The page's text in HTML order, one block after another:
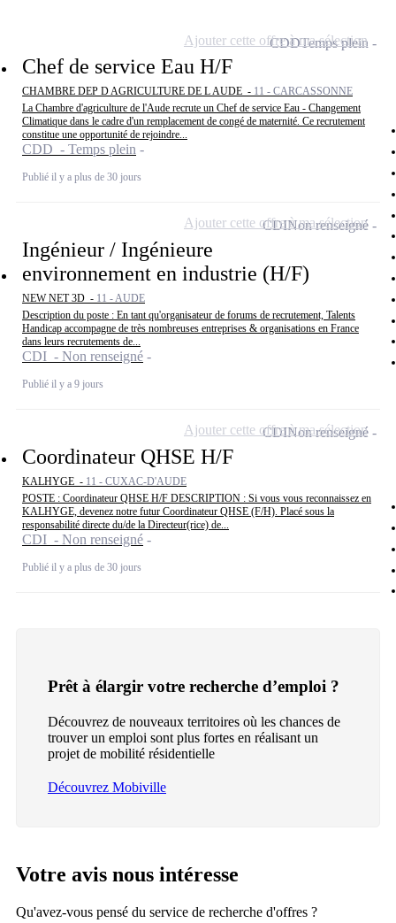
Chef de service Eau H/F
CHAMBRE DEP D AGRICULTURE DE L AUDE - 11 - CARCASSONNE
La Chambre d'agriculture de l'Aude recrute un Chef de service Eau - Changement
Climatique dans le cadre d'un remplacement de congé de maternité. Ce recrutement
constitue une opportunité de rejoindre...
CDD - Temps plein
Publié il y a plus de 30 jours
CDDTemps plein
Ajouter cette offre à ma sélection
Ingénieur / Ingénieure
environnement en industrie (H/F)
NEW NET 3D - 11 - AUDE
Description du poste : En tant qu'organisateur de forums de recrutement, Talents
Handicap accompagne de très nombreuses entreprises & organisations en France
dans leurs recrutements de...
CDI - Non renseigné
Publié il y a 9 jours
CDINon renseigné
Ajouter cette offre à ma sélection
Coordinateur QHSE H/F
KALHYGE - 11 - CUXAC-D'AUDE
POSTE : Coordinateur QHSE H/F DESCRIPTION : Si vous vous reconnaissez en
KALHYGE, devenez notre futur Coordinateur QHSE (F/H). Placé sous la
responsabilité directe du/de la Directeur(rice) de...
CDI - Non renseigné
Publié il y a plus de 30 jours
CDINon renseigné
Ajouter cette offre à ma sélection
Prêt à élargir votre recherche d’emploi ?
Découvrez de nouveaux territoires où les chances de
trouver un emploi sont plus fortes en réalisant un
projet de mobilité résidentielle
Découvrez Mobiville
Votre avis nous intéresse
Qu'avez-vous pensé du service de recherche d'offres ?